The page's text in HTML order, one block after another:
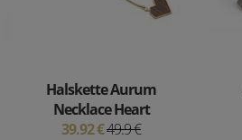
Halskette Aurum
Necklace Heart
39.92 €49.9 €